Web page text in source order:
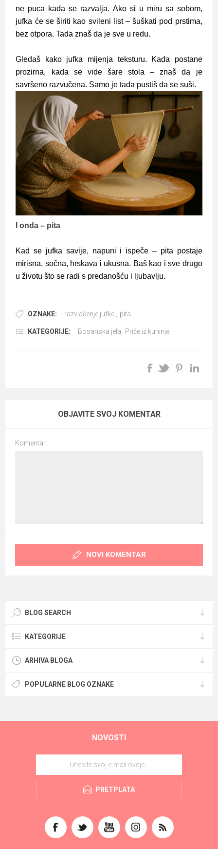
ne puca kada se razvalja. Ako si u miru sa sobom,
jufka će se širiti kao svileni list – šuškati pod prstima,
bez otpora. Tada znaš da je sve u redu.
Gledaš kako jufka mijenja teksturu. Kada postane
prozirna, kada se vide šare stola – znaš da je
savršeno razvučena. Samo je tada pustiš da se suši.
I onda – pita
Kad se jufka savije, napuni i ispeče – pita postaje
mirisna, sočna, hrskava i ukusna. Baš kao i sve drugo
u životu što se radi s predanošću i ljubavlju.
OZNAKE: razvlačenje jufke pita
KATEGORIJE: Bosanska jela Priče iz kuhinje
OBJAVITE SVOJ KOMENTAR
Komentar:
NOVI KOMENTAR
BLOG SEARCH
KATEGORIJE
ARHIVA BLOGA
POPULARNE BLOG OZNAKE
NOVOSTI
PRETPLATA